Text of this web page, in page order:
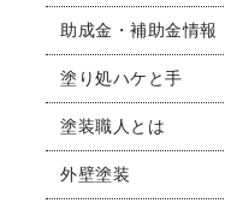
助成金・補助金情報
塗り処ハケと手
塗装職人とは
外壁塗装